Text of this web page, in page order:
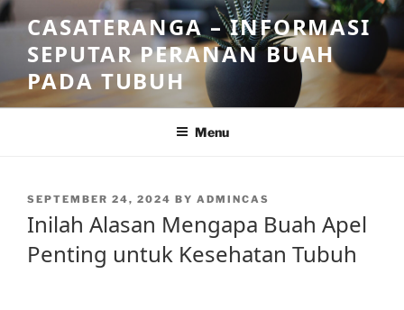
Skip
to
content
CASATERANGA – INFORMASI
SEPUTAR PERANAN BUAH
PADA TUBUH
Menu
POSTED
SEPTEMBER 24, 2024 BY ADMINCAS
Inilah Alasan Mengapa Buah Apel
Penting untuk Kesehatan Tubuh